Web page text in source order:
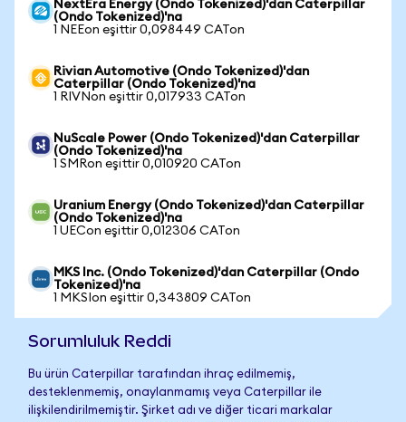
NextEra Energy (Ondo Tokenized)'dan Caterpillar
(Ondo Tokenized)'na
1 NEEon eşittir 0,098449 CATon
Rivian Automotive (Ondo Tokenized)'dan
Caterpillar (Ondo Tokenized)'na
1 RIVNon eşittir 0,017933 CATon
NuScale Power (Ondo Tokenized)'dan Caterpillar
(Ondo Tokenized)'na
1 SMRon eşittir 0,010920 CATon
Uranium Energy (Ondo Tokenized)'dan Caterpillar
(Ondo Tokenized)'na
1 UECon eşittir 0,012306 CATon
MKS Inc. (Ondo Tokenized)'dan Caterpillar (Ondo
Tokenized)'na
1 MKSIon eşittir 0,343809 CATon
Sorumluluk Reddi
Bu ürün Caterpillar tarafından ihraç edilmemiş,
desteklenmemiş, onaylanmamış veya Caterpillar ile
ilişkilendirilmemiştir. Şirket adı ve diğer ticari markalar